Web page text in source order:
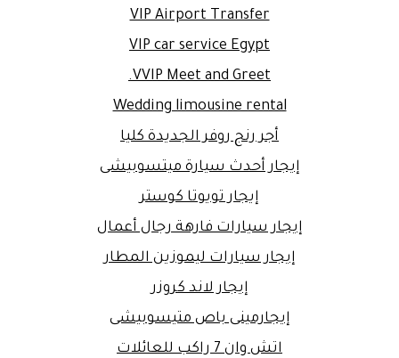
VIP Airport Transfer
VIP car service Egypt
VVIP Meet and Greet.
Wedding limousine rental
أجر رنج روفر الجديدة كليا
إيجار أحدث سيارة ميتسوبيشى
إيجار تويوتا كوستر
إيجار سيارات فارهة رجال أعمال
إيجار سيارات ليموزين المطار
إيجار لاند كروزر
إيجارمينى باص متيسوبيشى
اتش وان 7 راكب للعائلات